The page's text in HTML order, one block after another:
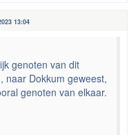
13:04
genoten van dit
naar Dokkum geweest,
genoten van elkaar.